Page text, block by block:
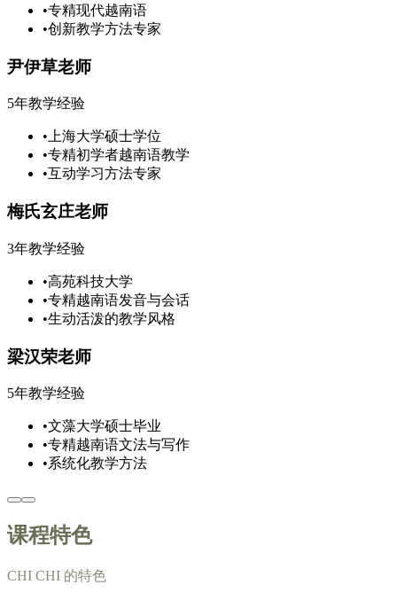
•专精现代越南语
•创新教学方法专家
尹伊草老师
5年教学经验
•上海大学硕士学位
•专精初学者越南语教学
•互动学习方法专家
梅氏玄庄老师
3年教学经验
•高苑科技大学
•专精越南语发音与会话
•生动活泼的教学风格
梁汉荣老师
5年教学经验
•文藻大学硕士毕业
•专精越南语文法与写作
•系统化教学方法
课程特色
CHI CHI 的特色